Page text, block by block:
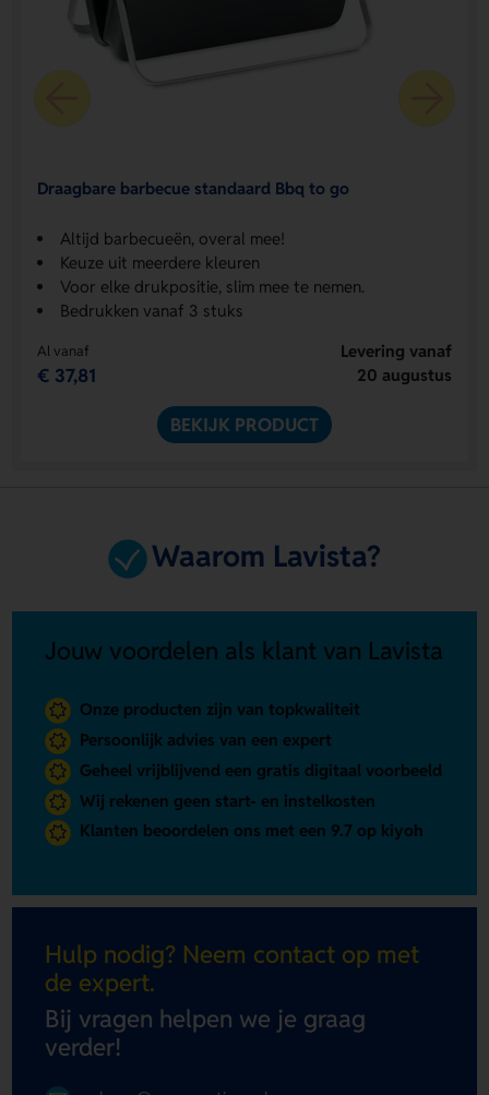
Draagbare barbecue standaard Bbq to go
Altijd barbecueën, overal mee!
Keuze uit meerdere kleuren
Voor elke drukpositie, slim mee te nemen.
Bedrukken vanaf 3 stuks
Al vanaf
€ 37,81
Levering vanaf
20 augustus
BEKIJK PRODUCT
Waarom Lavista?
Jouw voordelen als klant van Lavista
Onze producten zijn van topkwaliteit
Persoonlijk advies van een expert
Geheel vrijblijvend een gratis digitaal voorbeeld
Wij rekenen geen start- en instelkosten
Klanten beoordelen ons met een 9.7 op kiyoh
Hulp nodig? Neem contact op met
de expert.
Bij vragen helpen we je graag
verder!